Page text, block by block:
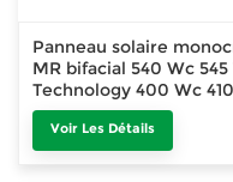
Panneau solaire
MR bifacial 540 Wc
Technology 400 Wc
Voir Les Détails